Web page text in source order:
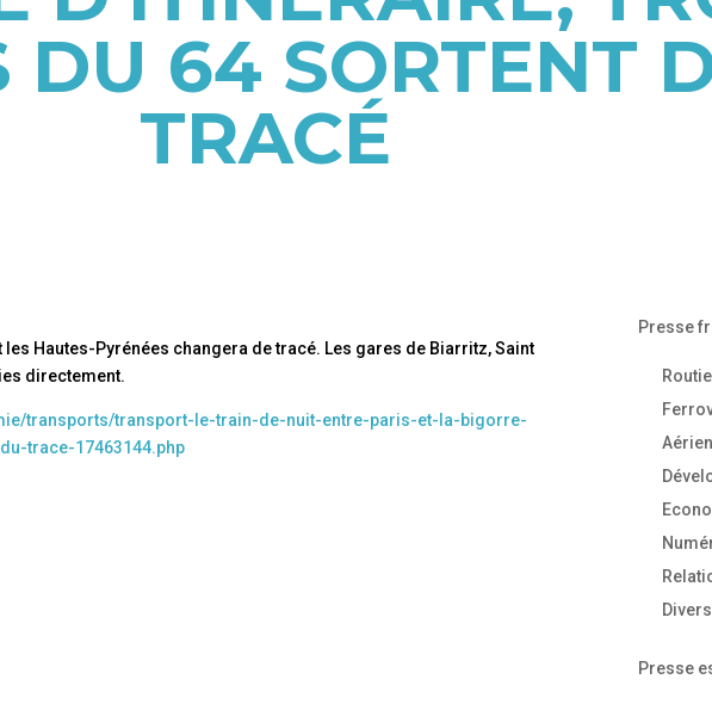
DU 64 SORTENT
TRACÉ
Hautes-Pyrénées changera de tracé. Les gares de Biarritz, Saint
directement.
transports/transport-le-train-de-nuit-entre-paris-et-la-bigorre-
trace-17463144.php
Presse
Aérien
Divers
Presse